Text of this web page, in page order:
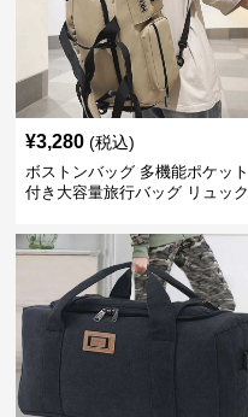
¥3,280 (税込)
ボストンバッグ 多機能ポケット
付き大容量旅行バッグ リュック